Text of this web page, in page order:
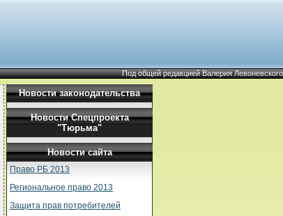
Под общей редакцией Валерия Левоневского
Новости законодательства
Новости Спецпроекта
"Тюрьма"
Новости сайта
Право РБ 2013
Региональное право 2013
Защита прав потребителей